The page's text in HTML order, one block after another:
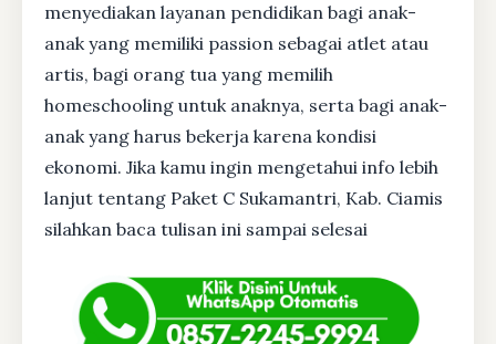
menyediakan layanan pendidikan bagi anak-
anak yang memiliki passion sebagai atlet atau
artis, bagi orang tua yang memilih
homeschooling untuk anaknya, serta bagi anak-
anak yang harus bekerja karena kondisi
ekonomi. Jika kamu ingin mengetahui info lebih
lanjut tentang Paket C Sukamantri, Kab. Ciamis
silahkan baca tulisan ini sampai selesai